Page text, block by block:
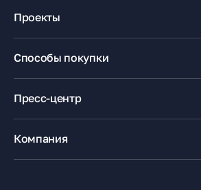
Проекты
Способы покупки
Ипотека
Рассрочка
Маткапитал
Trade-In
Пресс-центр
Акции
Компания